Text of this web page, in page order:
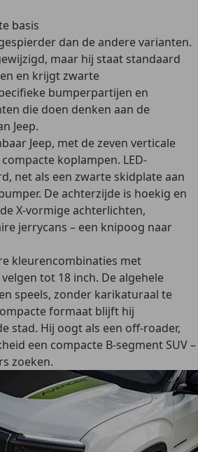
basis
dan de andere varianten.
maar hij staat standaard
en krijgt zwarte
bumperpartijen en
die doen denken aan de
Jeep.
Jeep, met de zeven verticale
koplampen. LED-
net als een zwarte skidplate aan
De achterzijde is hoekig en
X-vormige achterlichten,
jerrycans – een knipoog naar
kleurencombinaties met
tot 18 inch. De algehele
speels, zonder karikaturaal te
formaat blijft hij
stad. Hij oogt als een off-roader,
een compacte B-segment SUV –
zoeken.